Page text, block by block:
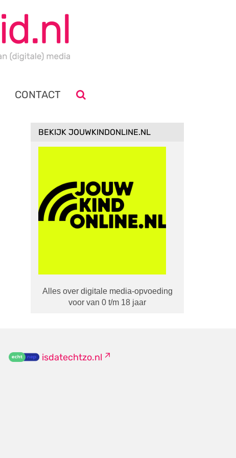
CONTACT
BEKIJK JOUWKINDONLINE.NL
Alles over digitale media-opvoeding
voor van 0 t/m 18 jaar
isdatechtzo.nl